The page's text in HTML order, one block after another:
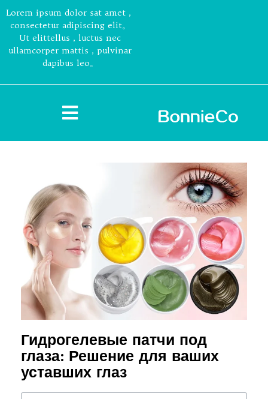
Lorem ipsum dolor sat amet，
consectetur adipiscing elit。
Ut elittellus，luctus nec
ullamcorper mattis，pulvinar
dapibus leo。
Гидрогелевые патчи под
глаза: Решение для ваших
уставших глаз